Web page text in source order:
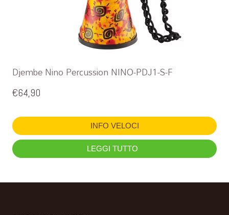
Djembe Nino Percussion NINO-PDJ1-S-F
€64,90
INFO VELOCI
LEGGI TUTTO